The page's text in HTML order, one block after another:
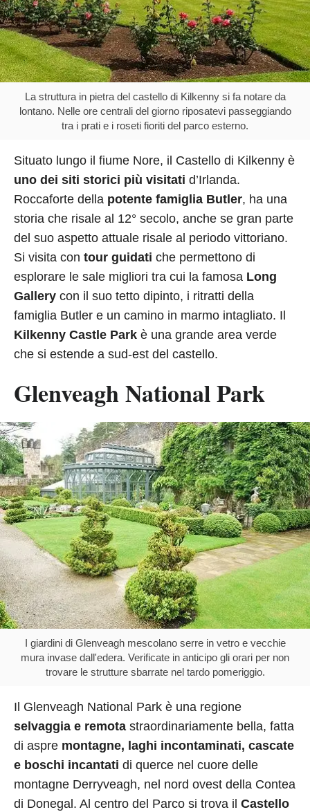
La struttura in pietra del castello di Kilkenny si fa notare da
lontano. Nelle ore centrali del giorno riposatevi passeggiando
tra i prati e i roseti fioriti del parco esterno.
Situato lungo il fiume Nore, il Castello di Kilkenny è
uno dei siti storici più visitati d’Irlanda.
Roccaforte della potente famiglia Butler, ha una
storia che risale al 12° secolo, anche se gran parte
del suo aspetto attuale risale al periodo vittoriano.
Si visita con tour guidati che permettono di
esplorare le sale migliori tra cui la famosa Long
Gallery con il suo tetto dipinto, i ritratti della
famiglia Butler e un camino in marmo intagliato. Il
Kilkenny Castle Park è una grande area verde
che si estende a sud-est del castello.
Glenveagh National Park
I giardini di Glenveagh mescolano serre in vetro e vecchie
mura invase dall'edera. Verificate in anticipo gli orari per non
trovare le strutture sbarrate nel tardo pomeriggio.
Il Glenveagh National Park è una regione
selvaggia e remota straordinariamente bella, fatta
di aspre montagne, laghi incontaminati, cascate
e boschi incantati di querce nel cuore delle
montagne Derryveagh, nel nord ovest della Contea
di Donegal. Al centro del Parco si trova il Castello